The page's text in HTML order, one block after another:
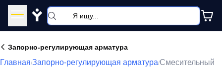
Y
Запорно-регулирующая арматура
Главная/Запорно-регулирующая арматура/Смесительный